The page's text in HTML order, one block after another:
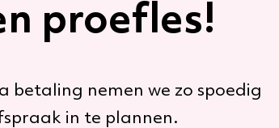
proefles!
betaling nemen we zo spoedig
in te plannen.